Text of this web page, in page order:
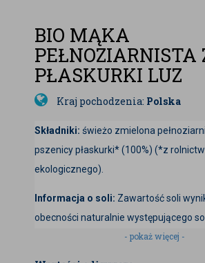
BIO MĄKA
PEŁNOZIARNISTA
PŁASKURKI LUZ
Kraj pochodzenia: Polska
Składniki: świeżo zmielona
pszenicy płaskurki* (100%) (*z
ekologicznego).
Informacja o soli: Zawartość soli
obecności naturalnie występującego
- pokaż więcej -